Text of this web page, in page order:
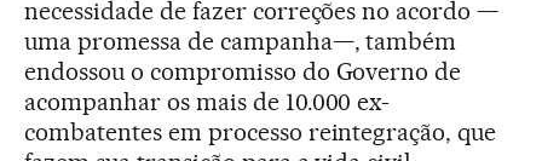
necessidade de fazer correções no acordo —
uma promessa de campanha—, também
endossou o compromisso do Governo de
acompanhar os mais de 10.000 ex-
combatentes em processo reintegração, que